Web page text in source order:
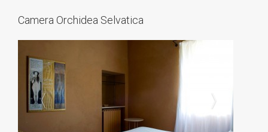
Camera Orchidea Selvatica